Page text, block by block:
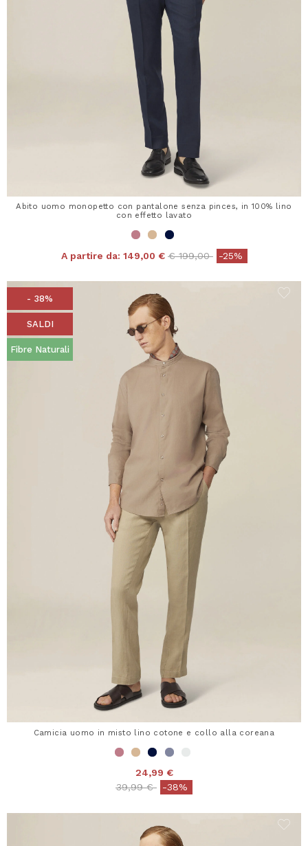
Abito uomo monopetto con pantalone senza pinces, in 100% lino
con effetto lavato
A partire da: 149,00 € Price reduced from
€ 199,00to-25%
- 38%
SALDI
Fibre Naturali
Camicia uomo in misto lino cotone e collo alla coreana
24,99 €
Price reduced from
39,99 €to-38%